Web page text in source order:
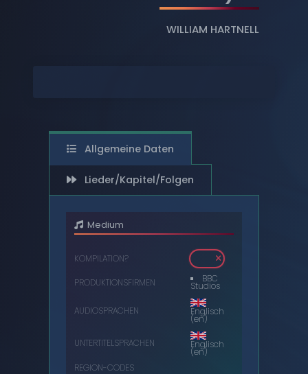
WILLIAM HARTNELL
Allgemeine Daten
Medium
KOMPILATION?
PRODUKTIONSFIRMEN BBC
Studios
AUDIOSPRACHEN Englisch
(en)
UNTERTITELSPRACHEN Englisch
(en)
REGION-CODES
Lieder/Kapitel/Folgen